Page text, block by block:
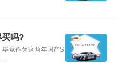
买吗?
竟作为这两年国产S